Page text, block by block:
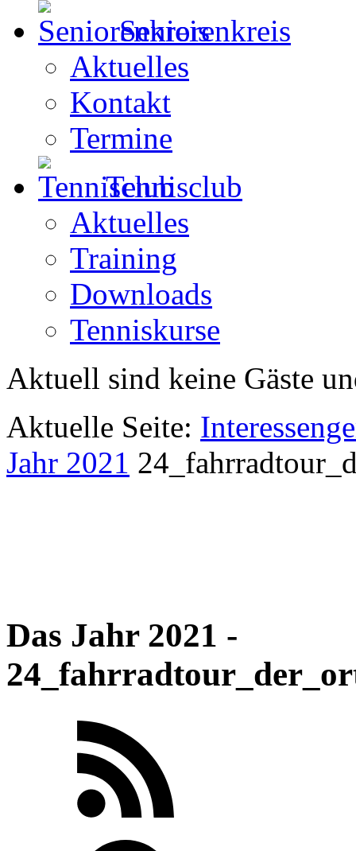
Seniorenkreis
Aktuelles
Kontakt
Termine
Tennisclub
Aktuelles
Training
Downloads
Tenniskurse
Aktuell sind keine Gäste
Aktuelle Seite:
Jahr 2021
Das Jahr 2021 -